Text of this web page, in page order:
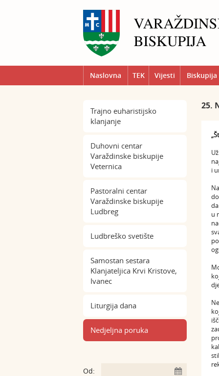
Naslovna TEK Vijesti Biskupija
Trajno euharistijsko
klanjanje
Duhovni centar
Varaždinske biskupije
Veternica
Pastoralni centar
Varaždinske biskupije
Ludbreg
Ludbreško svetište
Samostan sestara
Klanjateljica Krvi Kristove,
Ivanec
Liturgija dana
Nedjeljna poruka
Od:
25.
i
u